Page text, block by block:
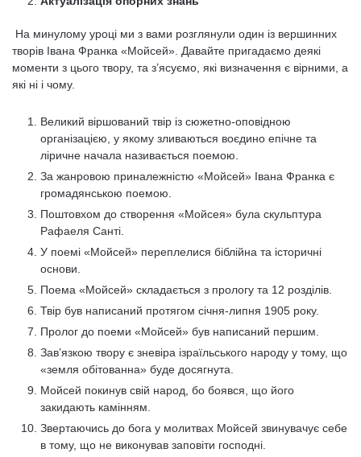
На минулому уроці ми з вами розглянули один із вершинних
творів Івана Франка «Мойсей». Давайте пригадаємо деякі
моменти з цього твору, та з’ясуємо, які визначення є вірними, а
які ні і чому.
Великий віршований твір із сюжетно-оповідною
організацією, у якому зливаються воєдино епічне та
ліричне начала називається поемою.
За жанровою приналежністю «Мойсей» Івана Франка є
громадянською поемою.
Поштовхом до створення «Мойсея» була скульптура
Рафаеля Санті.
У поемі «Мойсей» переплелися біблійна та історичні
основи.
Поема «Мойсей» складається з прологу та 12 розділів.
Твір був написаний протягом січня-липня 1905 року.
Пролог до поеми «Мойсей» був написаний першим.
Зав’язкою твору є зневіра ізраїльського народу у тому, що
«земля обітованна» буде досягнута.
Мойсей покинув свій народ, бо боявся, що його
закидають камінням.
Звертаючись до бога у молитвах Мойсей звинувачує себе
в тому, що не виконував заповіти господні.